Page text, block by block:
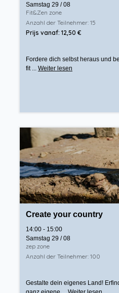
Samstag 29 / 08
Fit&Zen zone
Anzahl der Teilnehmer: 15
Prijs vanaf: 12,50 €
Fordere dich selbst heraus und
fit ... Weiter lesen
Create your country
14:00 - 15:00
Samstag 29 / 08
zep zone
Anzahl der Teilnehmer: 100
Gestalte dein eigenes Land!